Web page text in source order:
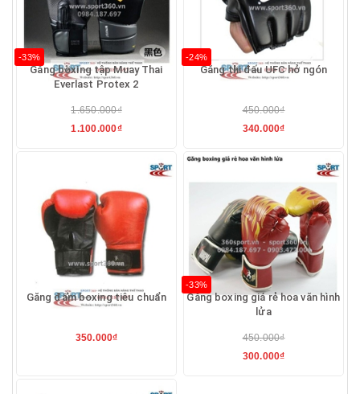
-33%
Găng boxing tập Muay Thai
Everlast Protex 2
1.650.000₫
1.100.000₫
-24%
Găng thi đấu UFC hở ngón
450.000₫
340.000₫
Găng đấm boxing tiêu chuẩn
350.000₫
-33%
Găng boxing giá rẻ hoa văn hình
lửa
450.000₫
300.000₫